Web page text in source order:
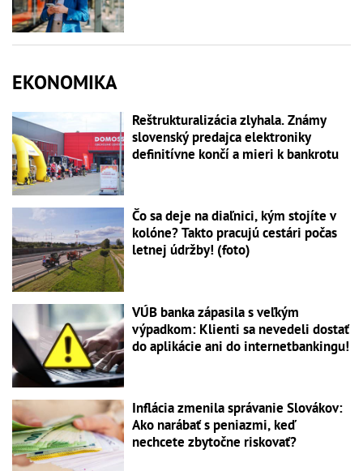
EKONOMIKA
Reštrukturalizácia zlyhala. Známy
slovenský predajca elektroniky
definitívne končí a mieri k bankrotu
Čo sa deje na diaľnici, kým stojíte v
kolóne? Takto pracujú cestári počas
letnej údržby! (foto)
VÚB banka zápasila s veľkým
výpadkom: Klienti sa nevedeli dostať
do aplikácie ani do internetbankingu!
Inflácia zmenila správanie Slovákov:
Ako narábať s peniazmi, keď
nechcete zbytočne riskovať?